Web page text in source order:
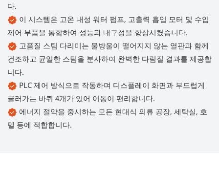
다.
이 시스템은 고온 내성 워터 펌프, 고출력 흡입 모터 및 수입
제어 부품을 통합하여 성능과 내구성을 향상시켰습니다.
고품질 스팀 다리미는 물방울이 떨어지지 않는 열판과 함께
건조하고 균일한 스팀을 분사하여 완벽한 다림질 결과를 제공합
니다.
PLC 제어 방식으로 작동하며 디스플레이 화면과 부드럽게
굴러가는 바퀴 4개가 있어 이동이 편리합니다.
에너지 절약을 중시하는 모든 현대식 의류 공장, 세탁실, 호
텔 등에 적합합니다.